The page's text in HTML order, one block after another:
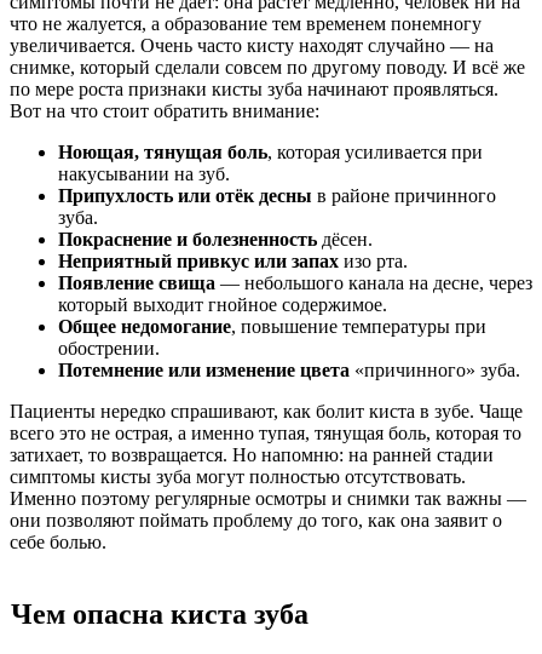
что не жалуется, а образование тем временем понемногу
увеличивается. Очень часто кисту находят случайно — на
снимке, который сделали совсем по другому поводу. И всё же
по мере роста признаки кисты зуба начинают проявляться.
Вот на что стоит обратить внимание:
Ноющая, тянущая боль, которая усиливается при
накусывании на зуб.
Припухлость или отёк десны в районе причинного
зуба.
Покраснение и болезненность дёсен.
Неприятный привкус или запах изо рта.
Появление свища — небольшого канала на десне, через
который выходит гнойное содержимое.
Общее недомогание, повышение температуры при
обострении.
Потемнение или изменение цвета «причинного» зуба.
Пациенты нередко спрашивают, как болит киста в зубе. Чаще
всего это не острая, а именно тупая, тянущая боль, которая то
затихает, то возвращается. Но напомню: на ранней стадии
симптомы кисты зуба могут полностью отсутствовать.
Именно поэтому регулярные осмотры и снимки так важны —
они позволяют поймать проблему до того, как она заявит о
себе болью.
Чем опасна киста зуба